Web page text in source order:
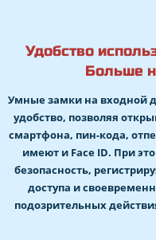
Удобство
Больше
Умные замки на входной
удобство, позволяя
смартфона, пин-кода,
имеют и Face ID. При
безопасность,
доступа и
подозрительных